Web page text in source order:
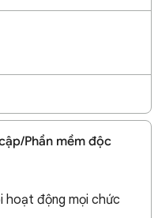
Phần mềm độc
hoạt động mọi chức